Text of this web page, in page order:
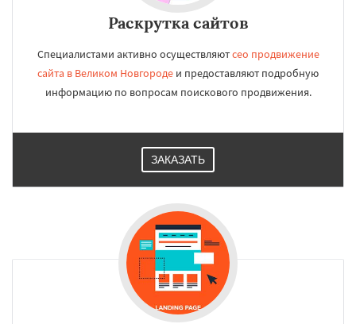
Раскрутка сайтов
Специалистами активно осуществляютсео продвижение
сайта в Великом Новгороде и предоставляют подробную
информацию по вопросам поискового продвижения.
ЗАКАЗАТЬ